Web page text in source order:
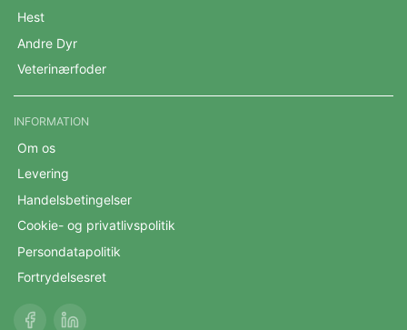
Hest
Andre Dyr
Veterinærfoder
INFORMATION
Om os
Levering
Handelsbetingelser
Cookie- og privatlivspolitik
Persondatapolitik
Fortrydelsesret